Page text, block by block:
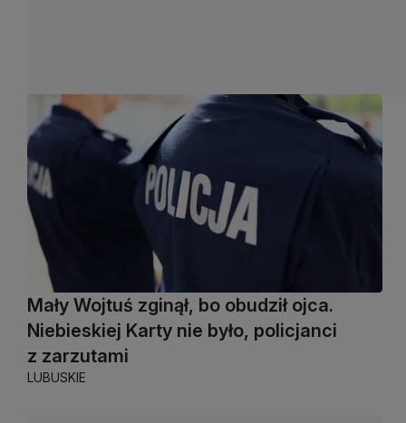
Mały Wojtuś zginął, bo obudził ojca.
Niebieskiej Karty nie było, policjanci
z zarzutami
LUBUSKIE